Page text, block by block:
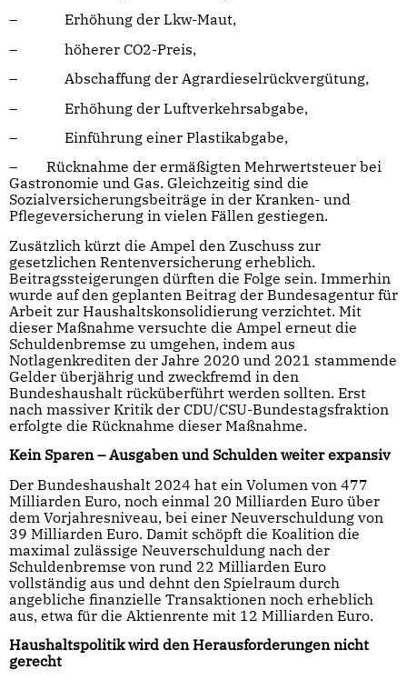
– Erhöhung der Lkw-Maut,
– höherer CO2-Preis,
– Abschaffung der Agrardieselrückvergütung,
– Erhöhung der Luftverkehrsabgabe,
– Einführung einer Plastikabgabe,
– Rücknahme der ermäßigten Mehrwertsteuer bei
Gastronomie und Gas. Gleichzeitig sind die
Sozialversicherungsbeiträge in der Kranken- und
Pflegeversicherung in vielen Fällen gestiegen.
Zusätzlich kürzt die Ampel den Zuschuss zur
gesetzlichen Rentenversicherung erheblich.
Beitragssteigerungen dürften die Folge sein. Immerhin
wurde auf den geplanten Beitrag der Bundesagentur für
Arbeit zur Haushaltskonsolidierung verzichtet. Mit
dieser Maßnahme versuchte die Ampel erneut die
Schuldenbremse zu umgehen, indem aus
Notlagenkrediten der Jahre 2020 und 2021 stammende
Gelder überjährig und zweckfremd in den
Bundeshaushalt rücküberführt werden sollten. Erst
nach massiver Kritik der CDU/CSU-Bundestagsfraktion
erfolgte die Rücknahme dieser Maßnahme.
Kein Sparen–Ausgaben und Schulden weiter expansiv
Der Bundeshaushalt 2024 hat ein Volumen von 477
Milliarden Euro, noch einmal 20 Milliarden Euro über
dem Vorjahresniveau, bei einer Neuverschuldung von
39 Milliarden Euro. Damit schöpft die Koalition die
maximal zulässige Neuverschuldung nach der
Schuldenbremse von rund 22 Milliarden Euro
vollständig aus und dehnt den Spielraum durch
angebliche finanzielle Transaktionen noch erheblich
aus, etwa für die Aktienrente mit 12 Milliarden Euro.
Haushaltspolitik wird den Herausforderungen nicht
gerecht